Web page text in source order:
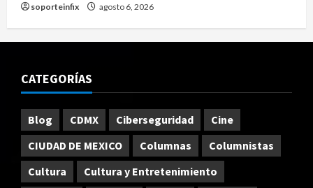
soporteinfix agosto 6, 2026
CATEGORÍAS
Blog CDMX Ciberseguridad
Cine
CIUDAD DE MEXICO
Columnas
Columnistas
Cultura
Cultura y Entretenimiento